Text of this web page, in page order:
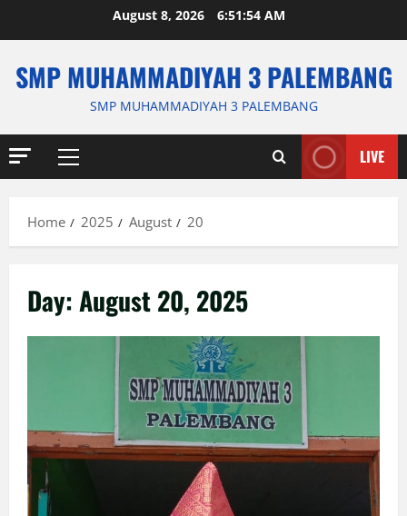
August 8, 2026 6:51:55 AM
SMP MUHAMMADIYAH 3 PALEMBANG
SMP MUHAMMADIYAH 3 PALEMBANG
Primary
LIVE
Home 2025 August 20
Day:August 20, 2025